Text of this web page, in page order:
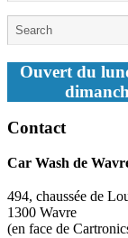
Ouvert du
Contact
Car Wash de
494, chaussée de
1300 Wavre
(en face de